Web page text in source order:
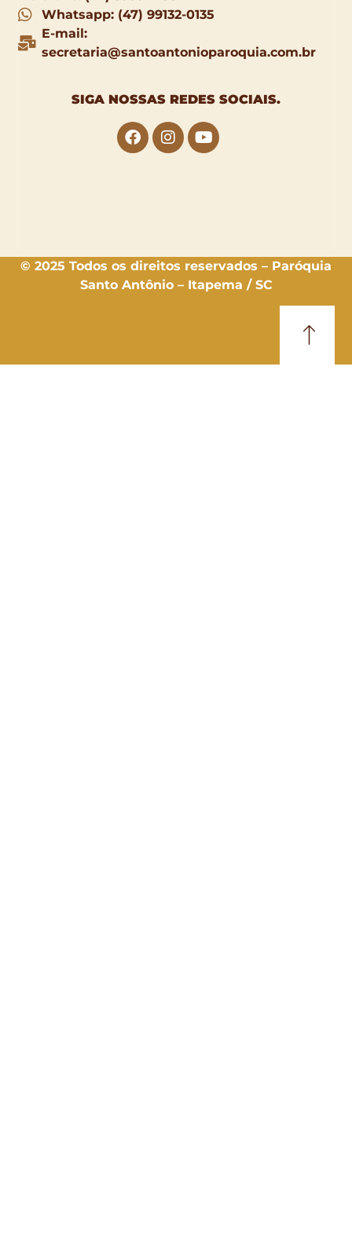
Whatsapp: (47) 99132-0135
E-mail:
secretaria@santoantonioparoquia.com.br
SIGA NOSSAS REDES SOCIAIS.
© 2025 Todos os direitos reservados – Paróquia
Santo Antônio – Itapema / SC